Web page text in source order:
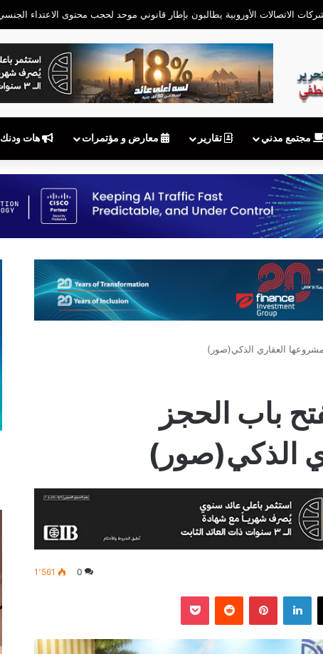
مجتمع مدني تقارير معارض و مؤتمرات هات ودنك
العقاري الذكي(صور)
باب الحجز
الذكي(صور)
0 1٬561
‫X لينكدإن بينتيريست
‏Reddit
‫Pocket